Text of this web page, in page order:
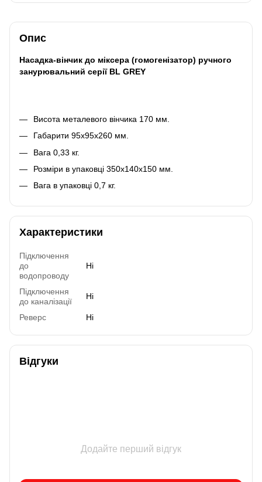
Опис
Насадка-вінчик до міксера (гомогенізатор) ручного
занурювальний серії BL GREY
Висота металевого вінчика 170 мм.
Габарити 95х95х260 мм.
Вага 0,33 кг.
Розміри в упаковці 350x140x150 мм.
Вага в упаковці 0,7 кг.
Характеристики
Підключення
до
водопроводу
Ні
Підключення
до каналізації
Ні
Реверс Ні
Відгуки
Додайте перший відгук